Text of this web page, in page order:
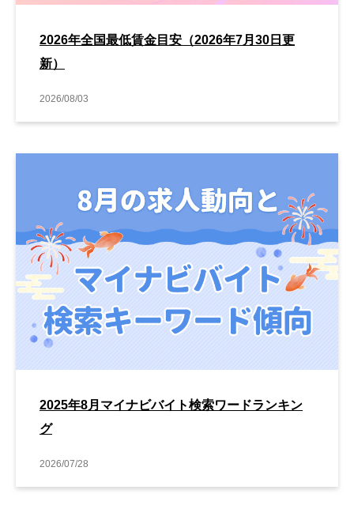
2026年全国最低賃金目安（2026年7月30日更
新）
2026/08/03
2025年8月マイナビバイト検索ワードランキン
グ
2026/07/28